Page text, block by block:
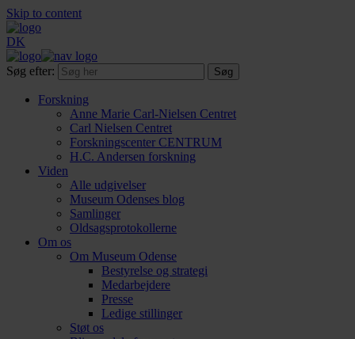
Skip to content
DK
Søg efter:
Forskning
Anne Marie Carl-Nielsen Centret
Carl Nielsen Centret
Forsknings­center CENTRUM
H.C. Andersen forskning
Viden
Alle udgivelser
Museum Odenses blog
Samlinger
Oldsagsprotokollerne
Om os
Om Museum Odense
Bestyrelse og strategi
Medarbejdere
Presse
Ledige stillinger
Støt os